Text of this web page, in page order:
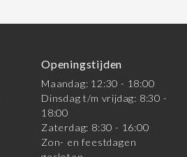
Openingstijden
Maandag: 12:30 - 18:00
Dinsdag t/m vrijdag: 8:30 -
18:00
Zaterdag: 8:30 - 16:00
Zon- en feestdagen